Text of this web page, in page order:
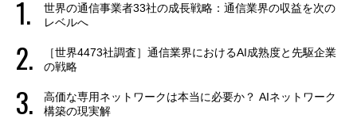
世界の通信事業者33社の成長戦略：通信業界の収益を次の
レベルへ
［世界4473社調査］通信業界におけるAI成熟度と先駆企業
の戦略
高価な専用ネットワークは本当に必要か？ AIネットワーク
構築の現実解